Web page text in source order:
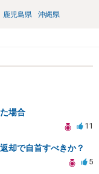
鹿児島県 沖縄県
場合
11
却で自首すべきか？
5